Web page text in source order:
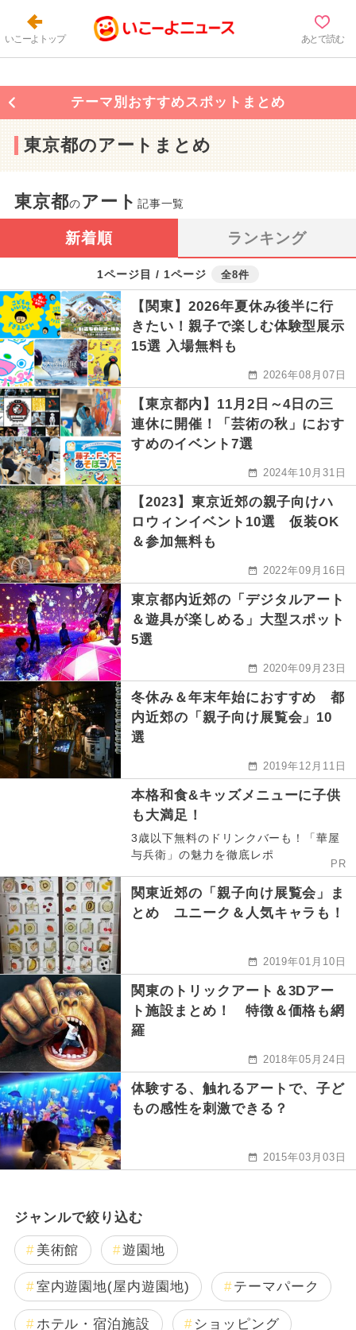
いこーよトップ あとで読む
テーマ別おすすめスポットまとめ
東京都のアートまとめ
東京都のアート 記事一覧
新着順 ランキング
1ページ目 / 1ページ 全8件
【関東】2026年夏休み後半に行
きたい！親子で楽しむ体験型展示
15選 入場無料も
2026年08月07日
【東京都内】11月2日～4日の三
連休に開催！「芸術の秋」におす
すめのイベント7選
2024年10月31日
【2023】東京近郊の親子向けハ
ロウィンイベント10選 仮装OK
＆参加無料も
2022年09月16日
東京都内近郊の「デジタルアート
＆遊具が楽しめる」大型スポット
5選
2020年09月23日
冬休み＆年末年始におすすめ 都
内近郊の「親子向け展覧会」10
選
2019年12月11日
本格和食&キッズメニューに子供
も大満足！
3歳以下無料のドリンクバーも！「華屋
与兵衛」の魅力を徹底レポ
PR
関東近郊の「親子向け展覧会」ま
とめ ユニーク＆人気キャラも！
2019年01月10日
関東のトリックアート＆3Dアー
ト施設まとめ！ 特徴＆価格も網
羅
2018年05月24日
体験する、触れるアートで、子ど
もの感性を刺激できる？
2015年03月03日
ジャンルで絞り込む
美術館 遊園地
室内遊園地(屋内遊園地) テーマパーク
ホテル・宿泊施設 ショッピング